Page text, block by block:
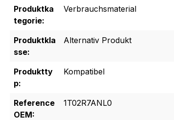
Produktka
tegorie:
Verbrauchsmaterial
Produktkla
sse:
Alternativ Produkt
Produktty
p:
Kompatibel
Reference
OEM:
1T02R7ANL0